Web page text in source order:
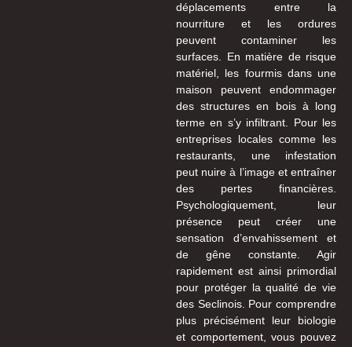
déplacements entre la
nourriture et les ordures
peuvent contaminer les
surfaces. En matière de risque
matériel, les fourmis dans une
maison peuvent endommager
des structures en bois à long
terme en s’y infiltrant. Pour les
entreprises locales comme les
restaurants, une infestation
peut nuire à l’image et entraîner
des pertes financières.
Psychologiquement, leur
présence peut créer une
sensation d’envahissement et
de gêne constante. Agir
rapidement est ainsi primordial
pour protéger la qualité de vie
des Seclinois. Pour comprendre
plus précisément leur biologie
et comportement, vous pouvez